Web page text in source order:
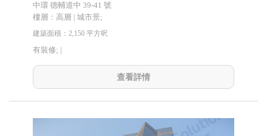
中環 德輔道中 39-41 號
樓層：高層 | 城市景;
建築面積：2,150 平方呎
有裝修; |
查看詳情